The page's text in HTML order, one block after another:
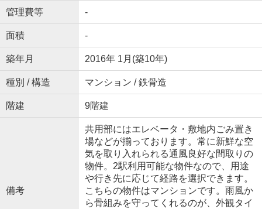
管理費等 -
面積 -
築年月 2016年 1月(築10年)
種別 / 構造 マンション / 鉄骨造
階建 9階建
備考
共用部にはエレベータ・敷地内ごみ置き
場などが揃っております。常に新鮮な空
気を取り入れられる通風良好な間取りの
物件。2駅利用可能な物件なので、用途
や行き先に応じて経路を選択できます。
こちらの物件はマンションです。雨風か
ら骨組みを守ってくれるのが、外観タイ